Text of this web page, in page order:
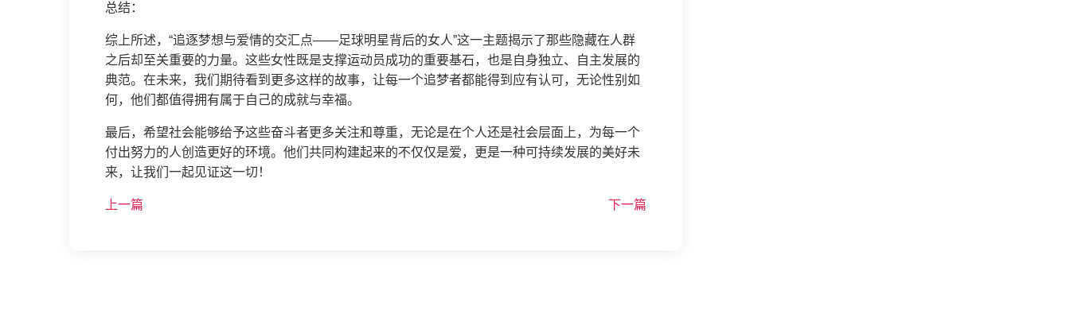
总结：
综上所述，“追逐梦想与爱情的交汇点——足球明星背后的女人”这一主题揭示了那些隐藏在人群
之后却至关重要的力量。这些女性既是支撑运动员成功的重要基石，也是自身独立、自主发展的
典范。在未来，我们期待看到更多这样的故事，让每一个追梦者都能得到应有认可，无论性别如
何，他们都值得拥有属于自己的成就与幸福。
最后，希望社会能够给予这些奋斗者更多关注和尊重，无论是在个人还是社会层面上，为每一个
付出努力的人创造更好的环境。他们共同构建起来的不仅仅是爱，更是一种可持续发展的美好未
来，让我们一起见证这一切！
上一篇 下一篇